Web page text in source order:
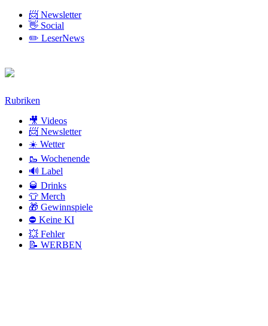
📨 Newsletter
👋 Social
✏️ LeserNews
Zum
Rubriken
🎥 Videos
📨 Newsletter
☀️ Wetter
🥾 Wochenende
🔊 Label
🥃 Drinks
👕 Merch
🎁 Gewinnspiele
⛔ Keine KI
💥 Fehler
📝 WERBEN